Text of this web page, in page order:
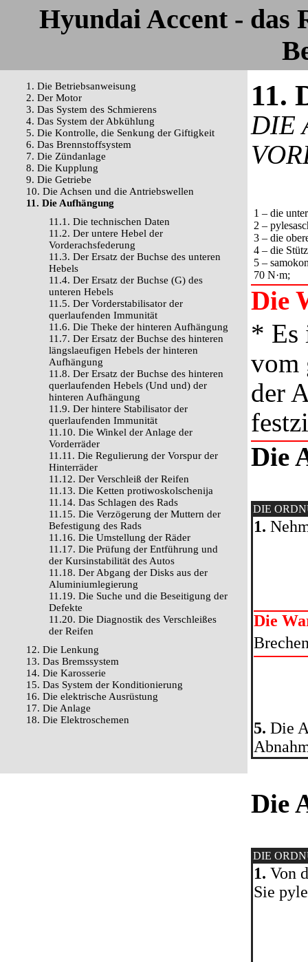
Hyundai Accent - das
1. Die Betriebsanweisung
2. Der Motor
3. Das System des Schmierens
4. Das System der Abkühlung
5. Die Kontrolle, die Senkung der Giftigkeit
6. Das Brennstoffsystem
7. Die Zündanlage
8. Die Kupplung
9. Die Getriebe
10. Die Achsen und die Antriebswellen
11. Die Aufhängung
11.1. Die technischen Daten
11.2. Der untere Hebel der
Vorderachsfederung
11.3. Der Ersatz der Buchse des unteren
Hebels
11.4. Der Ersatz der Buchse (G) des
unteren Hebels
11.5. Der Vorderstabilisator der
querlaufenden Immunität
11.6. Die Theke der hinteren Aufhängung
11.7. Der Ersatz der Buchse des hinteren
längslaeufigen Hebels der hinteren
Aufhängung
11.8. Der Ersatz der Buchse des hinteren
querlaufenden Hebels (Und und) der
hinteren Aufhängung
11.9. Der hintere Stabilisator der
querlaufenden Immunität
11.10. Die Winkel der Anlage der
Vorderräder
11.11. Die Regulierung der Vorspur der
Hinterräder
11.12. Der Verschleiß der Reifen
11.13. Die Ketten protiwoskolschenija
11.14. Das Schlagen des Rads
11.15. Die Verzögerung der Muttern der
Befestigung des Rads
11.16. Die Umstellung der Räder
11.17. Die Prüfung der Entführung und
der Kursinstabilität des Autos
11.18. Der Abgang der Disks aus der
Aluminiumlegierung
11.19. Die Suche und die Beseitigung der
Defekte
11.20. Die Diagnostik des Verschleißes
der Reifen
12. Die Lenkung
13. Das Bremssystem
14. Die Karosserie
15. Das System der Konditionierung
16. Die elektrische Ausrüstung
17. Die Anlage
18. Die Elektroschemen
11.
DIE
1 – die
2 –
3 – die
4 – die
5 –
70 N·m;
Die
* Es
vom
der
Die
DIE
1.
Die
5. Die
Die
DIE
1. Von
Sie